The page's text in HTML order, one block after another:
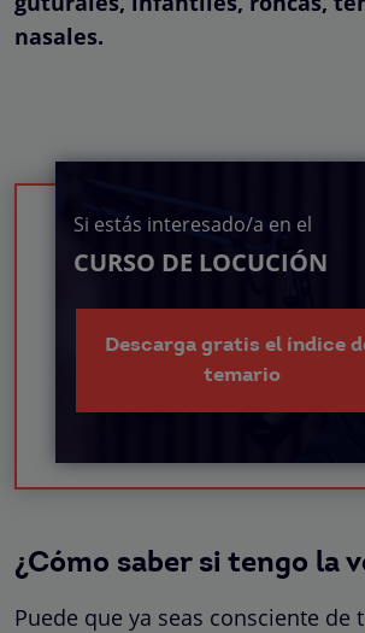
nasales.
Si estás interesado/a en el
CURSO DE LOCUCIÓN
Descarga gratis el índice
temario
¿Cómo saber si tengo la
Puede que ya seas consciente de